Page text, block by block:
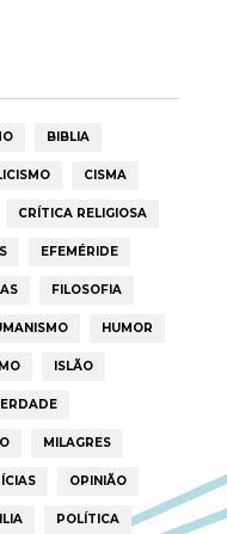
BIBLIA
CISMA
CRÍTICA RELIGIOSA
EFEMÉRIDE
FILOSOFIA
HUMOR
ISLÃO
MILAGRES
OPINIÃO
POLÍTICA